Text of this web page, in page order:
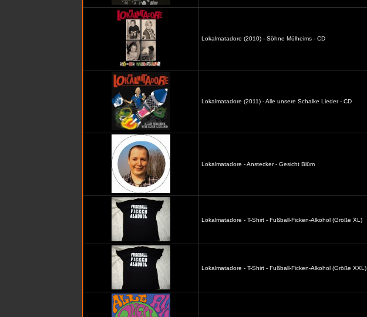
Lokalmatadore (2010) - Söhne Mülheims - CD
Lokalmatadore (2011) - Alle unsere Schalke Lieder - CD
Lokalmatadore - Anstecker - Gesicht Blüm
Lokalmatadore - T-Shirt - Fußball-Ficken-Alkohol (Größe XL)
Lokalmatadore - T-Shirt - Fußball-Ficken-Alkohol (Größe XXL)